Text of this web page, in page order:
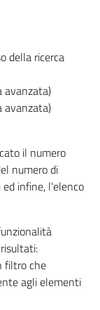
della ricerca
avanzata)
avanzata)
il numero
numero di
infine, l'elenco
filtro che
agli elementi